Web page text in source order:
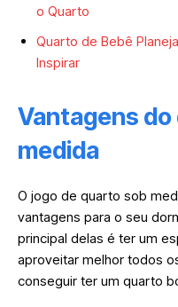
o Quarto
Quarto de Bebê
Inspirar
Vantagens
medida
O jogo de quarto sob
vantagens para o seu
principal delas é ter um
aproveitar melhor todos
conseguir ter um quarto